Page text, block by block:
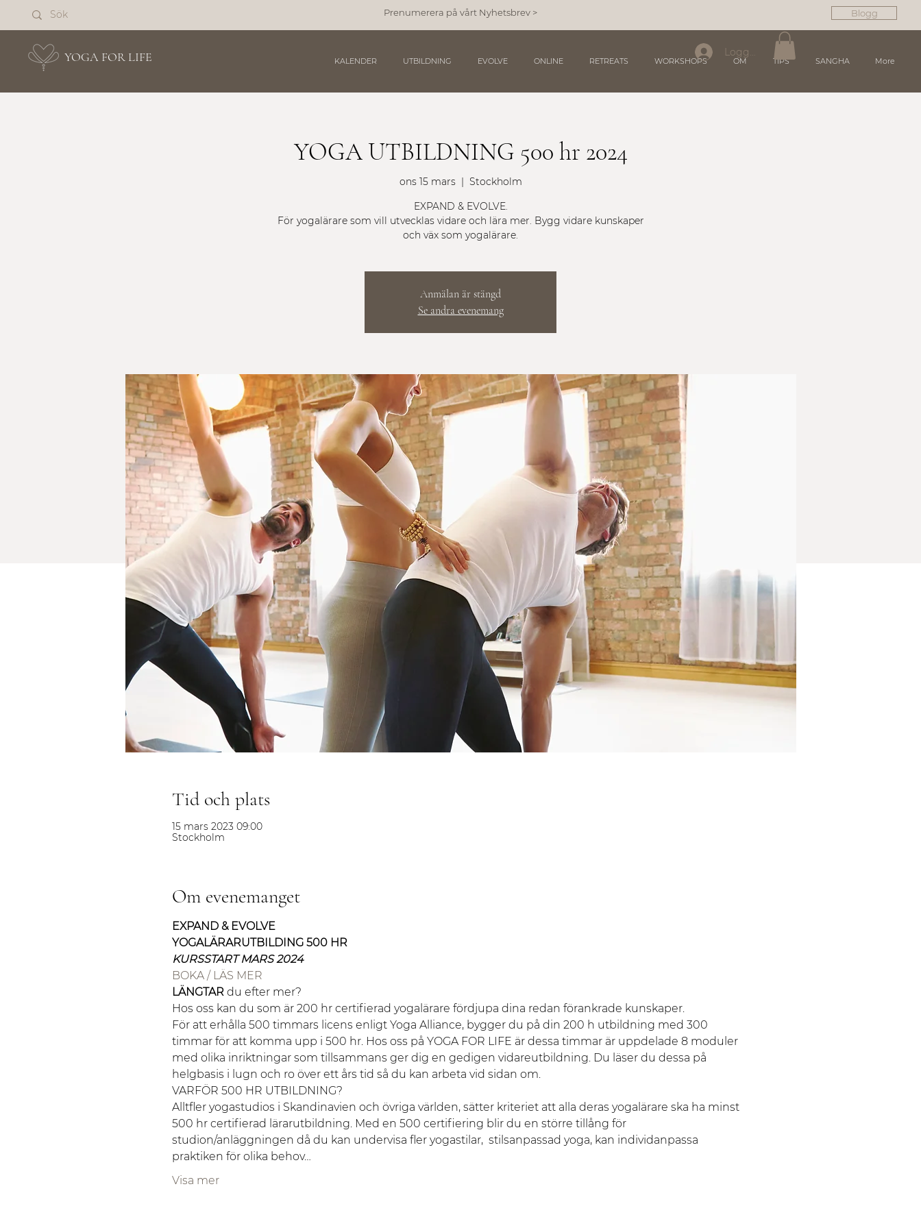
Prenumerera på vårt Nyhetsbrev > Blogg
YOGA FOR LIFE KALENDER UTBILDNING EVOLVE ONLINE RETREATS WORKSHOPS OM TIPS SANGHA More
Logga in
YOGA UTBILDNING 500 hr 2024
ons 15 mars
  |
Stockholm
EXPAND & EVOLVE.
För yogalärare som vill utvecklas vidare och lära mer. Bygg vidare kunskaper
och väx som yogalärare.
Anmälan är stängd
Se andra evenemang
Tid och plats
15 mars 2023 09:00
Stockholm
Om evenemanget
EXPAND & EVOLVE
YOGALÄRARUTBILDING 500 HR
KURSSTART MARS 2024
BOKA / LÄS MER
LÄNGTAR du efter mer?
Hos oss kan du som är 200 hr certifierad yogalärare fördjupa dina redan förankrade kunskaper.
För att erhålla 500 timmars licens enligt Yoga Alliance, bygger du på din 200 h utbildning med 300
timmar för att komma upp i 500 hr. Hos oss på YOGA FOR LIFE är dessa timmar är uppdelade 8 moduler
med olika inriktningar som tillsammans ger dig en gedigen vidareutbildning. Du läser du dessa på
helgbasis i lugn och ro över ett års tid så du kan arbeta vid sidan om.
VARFÖR 500 HR UTBILDNING?
Alltfler yogastudios i Skandinavien och övriga världen, sätter kriteriet att alla deras yogalärare ska ha minst
500 hr certifierad lärarutbildning. Med en 500 certifiering blir du en större tillång för
studion/anläggningen då du kan undervisa fler yogastilar,  stilsanpassad yoga, kan individanpassa
praktiken för olika behov…
Visa mer